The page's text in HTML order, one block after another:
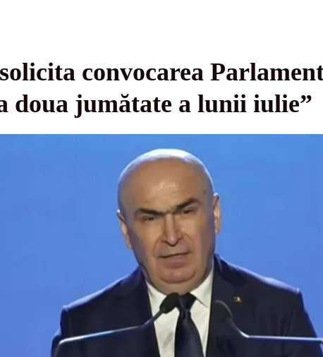
convocarea
doua jumătate a lunii iulie”